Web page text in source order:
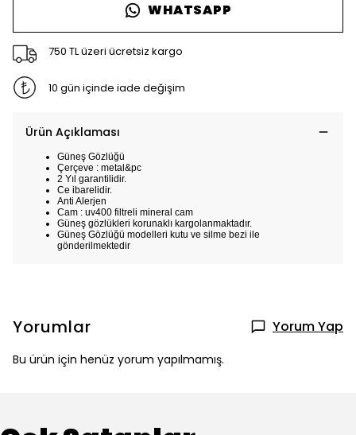
WHATSAPP
750 TL üzeri ücretsiz kargo
10 gün içinde iade değişim
Ürün Açıklaması
Güneş Gözlüğü
Çerçeve : metal&pc
2 Yıl garantilidir.
Ce ibarelidir.
Anti Alerjen
Cam : uv400 filtreli mineral cam
Güneş gözlükleri korunaklı kargolanmaktadır.
Güneş Gözlüğü modelleri kutu ve silme bezi ile
gönderilmektedir
Yorumlar Yorum Yap
Bu ürün için henüz yorum yapılmamış.